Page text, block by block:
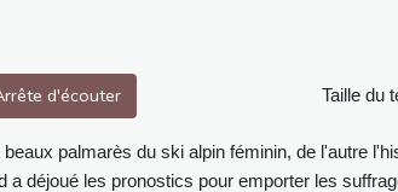
d'écouter Taille du
palmarès du ski alpin féminin, de l'autre
a déjoué les pronostics pour emporter les